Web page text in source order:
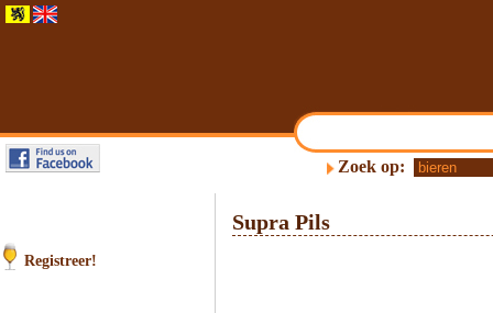
Zoek op:
Registreer!
Supra Pils